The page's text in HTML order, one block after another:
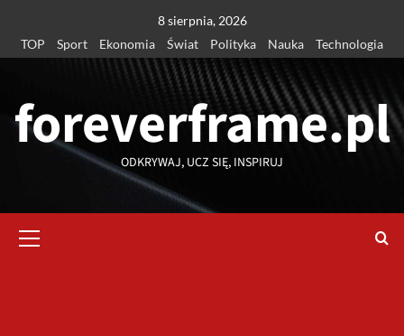
treści
8 sierpnia, 2026
TOP
Sport Ekonomia Świat Polityka Nauka Technologia
foreverframe.pl
ODKRYWAJ, UCZ SIĘ, INSPIRUJ
główne